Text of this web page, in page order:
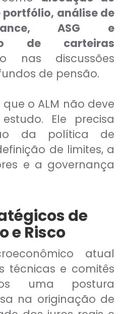
análise de
ASG e
de carteiras
nas discussões
de pensão.
o ALM não deve
Ele precisa
da política de
de limites, a
e a governança
de
e Risco
atual
técnicas e comitês
uma postura
na originação de